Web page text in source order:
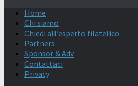
Home
Chi siamo
Chiedi all’esperto filatelico
Partners
Sponsor & Adv
Contattaci
Privacy